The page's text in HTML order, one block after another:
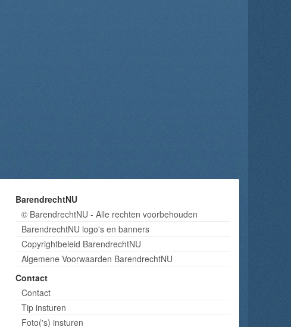
BarendrechtNU
© BarendrechtNU - Alle rechten voorbehouden
BarendrechtNU logo's en banners
Copyrightbeleid BarendrechtNU
Algemene Voorwaarden BarendrechtNU
Contact
Contact
Tip insturen
Foto('s) insturen